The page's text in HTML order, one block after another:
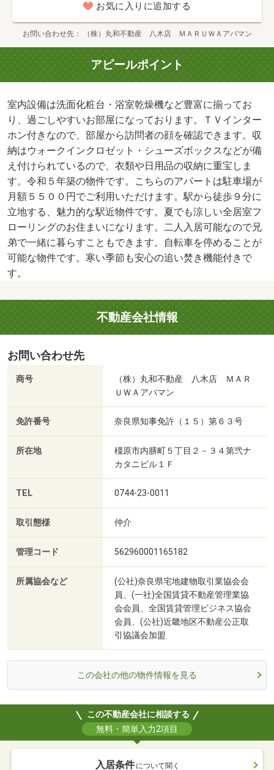
お気に入りに追加する
お問い合わせ先 （株）丸和不動産 八木店 ＭＡＲＵＷＡアパマン
アピールポイント
室内設備は洗面化粧台・浴室乾燥機など豊富に揃ってお
り、過ごしやすいお部屋になっております。ＴＶインター
ホン付きなので、部屋から訪問者の顔を確認できます。収
納はウォークインクロゼット・シューズボックスなどが備
え付けられているので、衣類や日用品の収納に重宝しま
す。令和５年築の物件です。こちらのアパートは駐車場が
月額５５００円でご利用いただけます。駅から徒歩９分に
立地する、魅力的な駅近物件です。夏でも涼しい全居室フ
ローリングのお住まいになります。二人入居可能なので兄
弟で一緒に暮らすこともできます。自転車を停めることが
可能な物件です。寒い季節も安心の追い焚き機能付きで
す。
不動産会社情報
お問い合わせ先
商号
（株）丸和不動産 八木店 ＭＡＲ
ＵＷＡアパマン
免許番号 奈良県知事免許（１５）第６３号
所在地
橿原市内膳町５丁目２－３４第弐ナ
カタニビル１Ｆ
TEL 0744-23-0011
取引態様 仲介
管理コード 562960001165182
所属協会など
(公社)奈良県宅地建物取引業協会会
員、(一社)全国賃貸不動産管理業協
会会員、全国賃貸管理ビジネス協会
会員、(公社)近畿地区不動産公正取
引協議会加盟
この会社の他の物件情報を見る
この不動産会社に相談する
無料・簡単入力2項目
入居条件 について聞く